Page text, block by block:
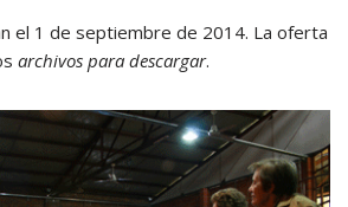
el 1 de septiembre de 2014. La oferta
archivos para descargar.